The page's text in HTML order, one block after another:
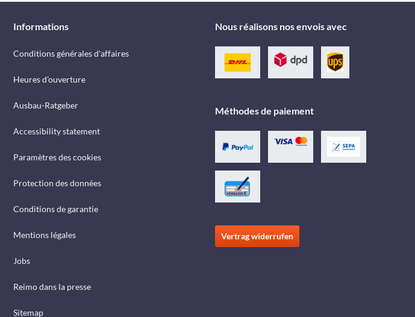
Informations
Conditions générales d'affaires
Heures d'ouverture
Ausbau-Ratgeber
Accessibility statement
Paramètres des cookies
Protection des données
Conditions de garantie
Mentions légales
Jobs
Reimo dans la presse
Sitemap
Nous réalisons nos envois avec
Méthodes de paiement
Vertrag widerrufen